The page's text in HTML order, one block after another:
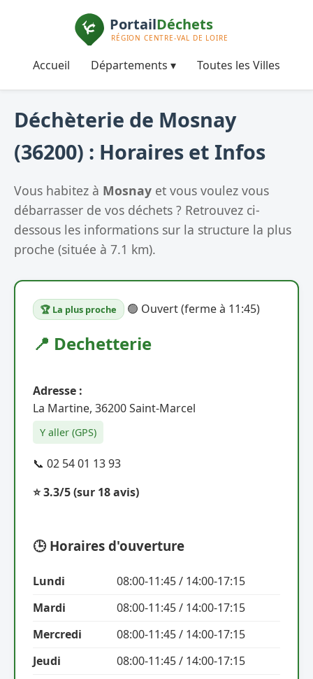
Accueil Départements ▾ Toutes les Villes
Déchèterie de Mosnay
(36200) : Horaires et Infos
Vous habitez à Mosnay et vous voulez vous
débarrasser de vos déchets ? Retrouvez ci-
dessous les informations sur la structure la plus
proche (située à 7.1 km).
🏆 La plus proche 🟢 Ouvert (ferme à 11:45)
📍 Dechetterie
Adresse :
La Martine, 36200 Saint-Marcel
Y aller (GPS)
📞 02 54 01 13 93
⭐ 3.3/5(sur 18 avis)
🕒 Horaires d'ouverture
Lundi
08:00-11:45 / 14:00-17:15
Mardi
08:00-11:45 / 14:00-17:15
Mercredi
08:00-11:45 / 14:00-17:15
Jeudi
08:00-11:45 / 14:00-17:15